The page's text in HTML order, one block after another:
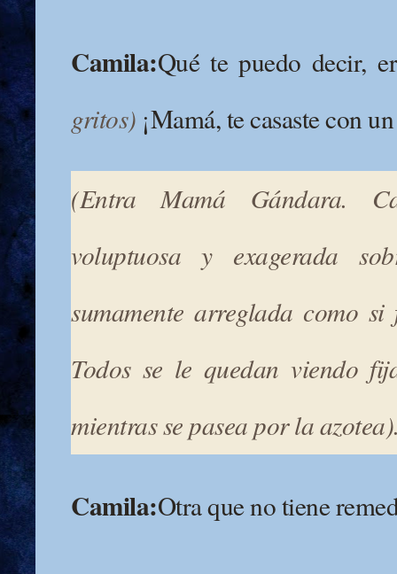
Camila:Qué te puedo decir,
gritos) ¡Mamá, te casaste con
(Entra Mamá Gándara.
voluptuosa y exagerada
sumamente arreglada como
Todos se le quedan viendo
mientras se pasea por la
Camila:Otra que no tiene